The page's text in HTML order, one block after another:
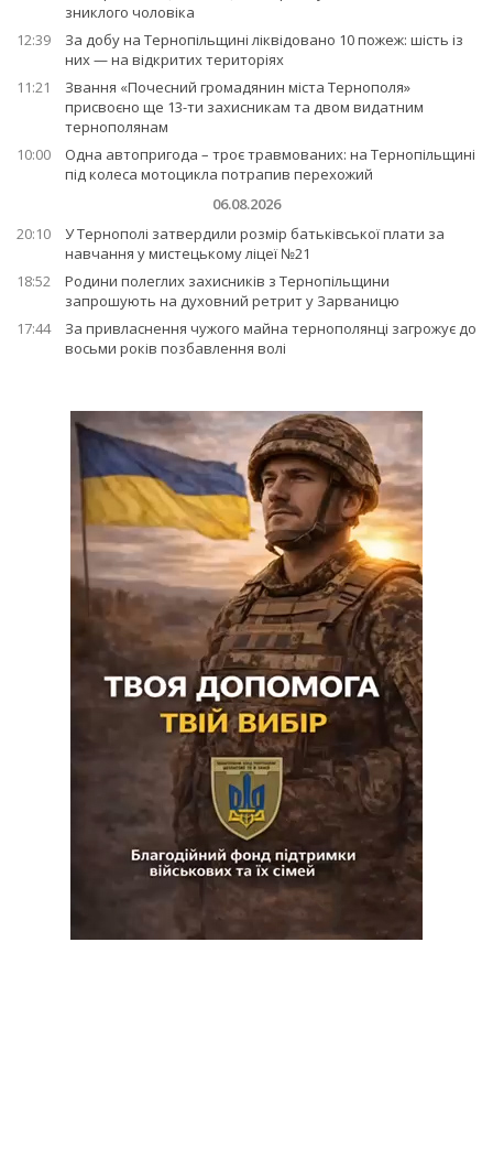
зниклого чоловіка
12:39
За добу на Тернопільщині ліквідовано 10 пожеж: шість із
них — на відкритих територіях
11:21
Звання «Почесний громадянин міста Тернополя»
присвоєно ще 13-ти захисникам та двом видатним
тернополянам
10:00
Одна автопригода – троє травмованих: на Тернопільщині
під колеса мотоцикла потрапив перехожий
06.08.2026
20:10
У Тернополі затвердили розмір батьківської плати за
навчання у мистецькому ліцеї №21
18:52
Родини полеглих захисників з Тернопільщини
запрошують на духовний ретрит у Зарваницю
17:44
За привласнення чужого майна тернополянці загрожує до
восьми років позбавлення волі